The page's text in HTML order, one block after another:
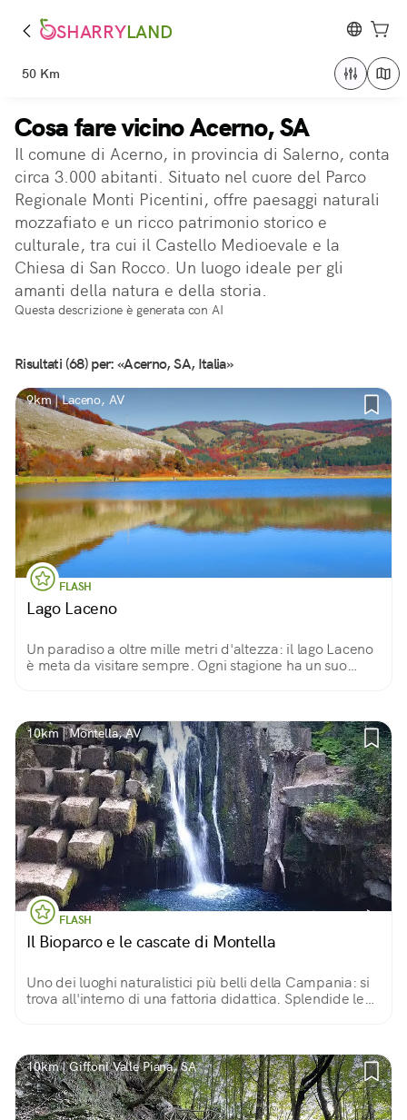
SHARRYLAND
50 Km
Cosa fare vicino Acerno, SA
Il comune di Acerno, in provincia di Salerno, conta
circa 3.000 abitanti. Situato nel cuore del Parco
Regionale Monti Picentini, offre paesaggi naturali
mozzafiato e un ricco patrimonio storico e
culturale, tra cui il Castello Medioevale e la
Chiesa di San Rocco. Un luogo ideale per gli
amanti della natura e della storia.
Questa descrizione è generata con AI
Risultati (68) per: «Acerno, SA, Italia»
9km | Laceno, AV
FLASH
Lago Laceno
Un paradiso a oltre mille metri d'altezza: il lago Laceno
è meta da visitare sempre. Ogni stagione ha un suo
10km | Montella, AV
FLASH
Il Bioparco e le cascate di Montella
Uno dei luoghi naturalistici più belli della Campania: si
trova all'interno di una fattoria didattica. Splendide le
10km | Giffoni Valle Piana, SA